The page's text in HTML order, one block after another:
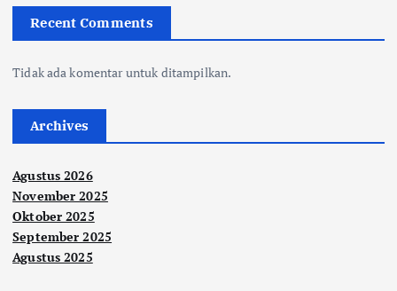
Recent Comments
Tidak ada komentar untuk ditampilkan.
Archives
Agustus 2026
November 2025
Oktober 2025
September 2025
Agustus 2025